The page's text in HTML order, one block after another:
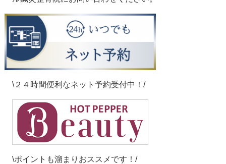
\２４時間便利なネット予約受付中！/
\ポイントも溜まりおススメです！/